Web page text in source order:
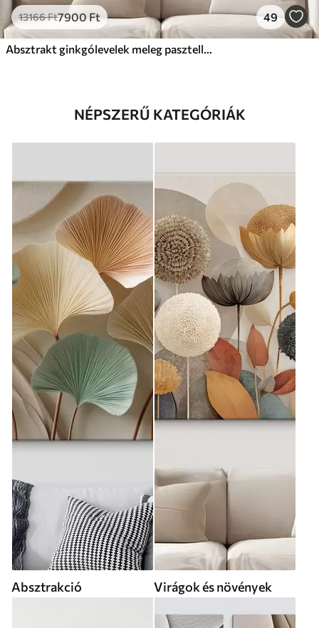
13166Ft7900Ft 49
Absztrakt ginkgólevelek meleg pasztell színekben
NÉPSZERŰ KATEGÓRIÁK
Absztrakció Virágok és növények